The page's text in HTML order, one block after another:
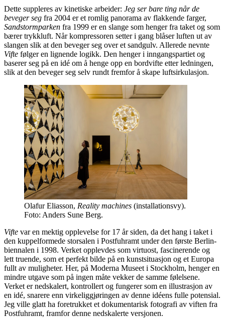
Dette suppleres av kinetiske arbeider: Jeg ser bare ting når de
beveger seg fra 2004 er et romlig panorama av flakkende farger,
Sandstormparken fra 1999 er en slange som henger fra taket og som
bærer trykkluft. Når kompressoren setter i gang blåser luften ut av
slangen slik at den beveger seg over et sandgulv. Allerede nevnte
Vifte følger en lignende logikk. Den henger i inngangspartiet og
baserer seg på en idé om å henge opp en bordvifte etter ledningen,
slik at den beveger seg selv rundt fremfor å skape luftsirkulasjon.
Olafur Eliasson, Reality machines (installationsvy).
Foto: Anders Sune Berg.
Vifte var en mektig opplevelse for 17 år siden, da det hang i taket i
den kuppelformede storsalen i Postfuhramt under den første Berlin-
biennalen i 1998. Verket opplevdes som virtuost, fascinerende og
lett truende, som et perfekt bilde på en kunstsituasjon og et Europa
fullt av muligheter. Her, på Moderna Museet i Stockholm, henger en
mindre utgave som på ingen måte vekker de samme følelsene.
Verket er nedskalert, kontrollert og fungerer som en illustrasjon av
en idé, snarere enn virkeliggjøringen av denne idéens fulle potensial.
Jeg ville glatt ha foretrukket et dokumentarisk fotografi av viften fra
Postfuhramt, framfor denne nedskalerte versjonen.